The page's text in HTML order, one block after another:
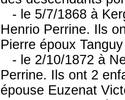
- le 5/7/1868 à
Henrio Perrine. Ils
Pierre époux
- le 2/10/1872 à
Perrine. Ils ont 2
épouse Euzenat